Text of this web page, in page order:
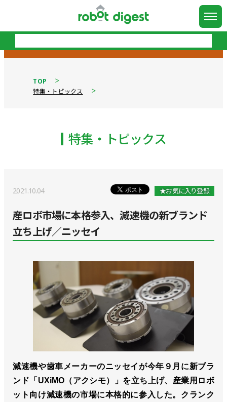
TOP
特集・トピックス
特集・トピックス
2021.10.04 ★お気に入り登録
産ロボ市場に本格参入、減速機の新ブランド
立ち上げ／ニッセイ
減速機や歯車メーカーのニッセイが今年９月に新ブラ
ンド「UXiMO（アクシモ）」を立ち上げ、産業用ロボ
ット向け減速機の市場に本格的に参入した。クランク